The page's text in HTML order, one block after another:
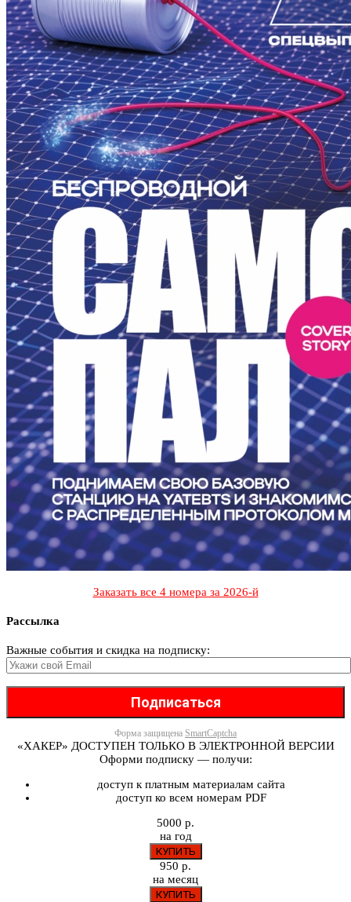
Заказать все 4 номера за 2026-й
Рассылка
Важные события и скидка на подписку:
Форма защищена SmartCaptcha
«ХАКЕР» ДОСТУПЕН ТОЛЬКО В ЭЛЕКТРОННОЙ ВЕРСИИ
Оформи подписку — получи:
доступ к платным материалам сайта
доступ ко всем номерам PDF
5000 р.
на год
950 р.
на месяц